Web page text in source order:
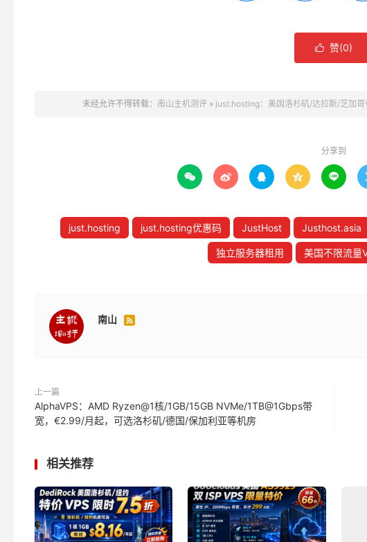
 赞(0)
未经允许不得转载： 南山主机测评» just.hosting：美国洛杉矶/达拉斯/芝加
分享到
    
just.hosting just.hosting优惠码 JustHost Justhost.asia
独立服务器租用 美国不限流量
南山 
上一篇
AlphaVPS：AMD Ryzen@1核/1GB/15GB NVMe/1TB@1Gbps带
宽，€2.99/月起，可选洛杉矶/德国/保加利亚等机房
相关推荐